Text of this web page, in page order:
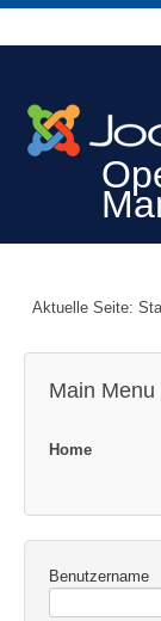
Aktuelle Seite:
Main Menu
Home
Benutzername